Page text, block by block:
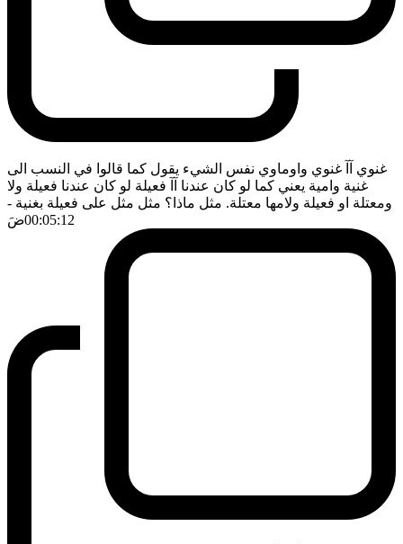
غنوي آآ غنوي واوماوي نفس الشيء يقول كما قالوا في النسب الى
غنية وامية يعني كما لو كان عندنا آآ فعيلة لو كان عندنا فعيلة ولا
ومعتلة او فعيلة ولامها معتلة. مثل ماذا؟ مثل مثل على فعيلة بغنية -
00:05:12ضَ